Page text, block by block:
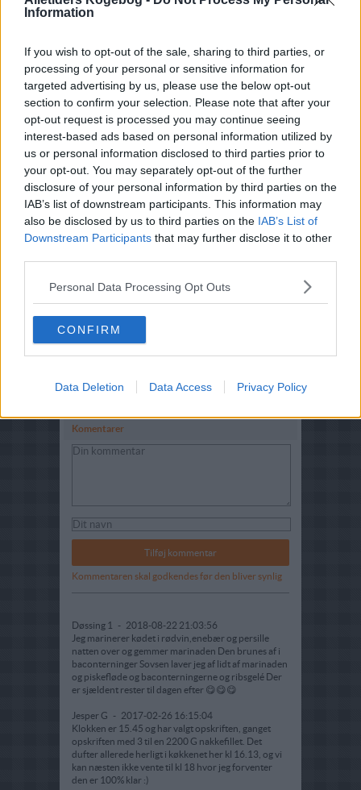
Information
If you wish to opt-out of the sale, sharing to third parties, or
processing of your personal or sensitive information for
targeted advertising by us, please use the below opt-out
section to confirm your selection. Please note that after your
opt-out request is processed you may continue seeing
interest-based ads based on personal information utilized by
us or personal information disclosed to third parties prior to
your opt-out. You may separately opt-out of the further
disclosure of your personal information by third parties on the
IAB’s list of downstream participants. This information may
also be disclosed by us to third parties on the IAB’s List of
Downstream Participants that may further disclose it to other
Personal Data Processing Opt Outs
CONFIRM
Data Deletion Data Access Privacy Policy
Komentarer
Kommentaren skal godkendes før den bliver synlig
Døssing 1 - 2018-08-22 21:03:56
Jeg marinerer kødet i rødvin,enebær og persille
natten over og gemmer marinaden Den brunes af i
baconterninger Sovsen laver jeg af lidt af marinaden
og piskefløde og baconterningerne og ribsgelé Der
er sjældent rester til dagen efter 😋😋😋
Jesper G - 2017-02-26 16:15:04
Klokken er 15.45 og har valgt opskriften, ganget
opskriften med 3 til en 2200 G nakkefillet. Det
dufter allerede herligt i køkkenet her kl 16.13, og vi
kan næsten ikke vente til kl 18 hvor jeg forventer
den er 100% klar :)